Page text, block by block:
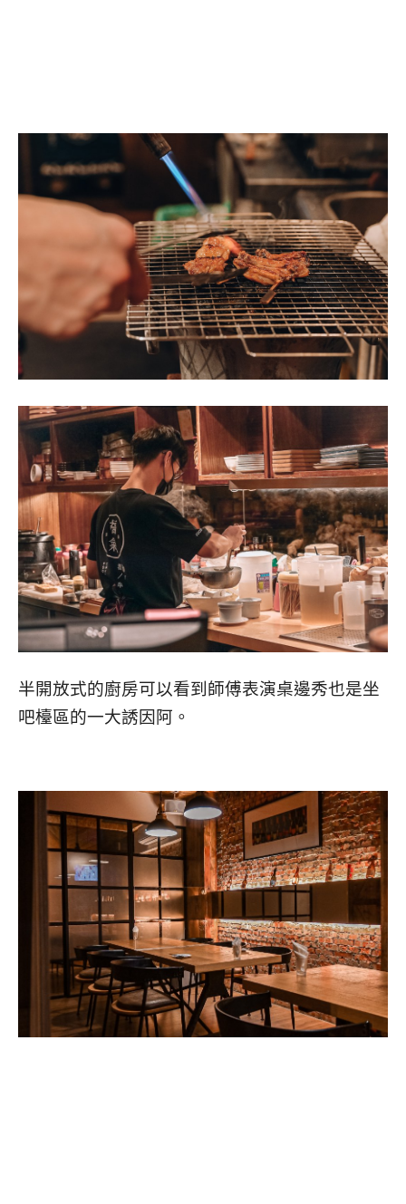
半開放式的廚房可以看到師傅表演桌邊秀也是坐
吧檯區的一大誘因阿。